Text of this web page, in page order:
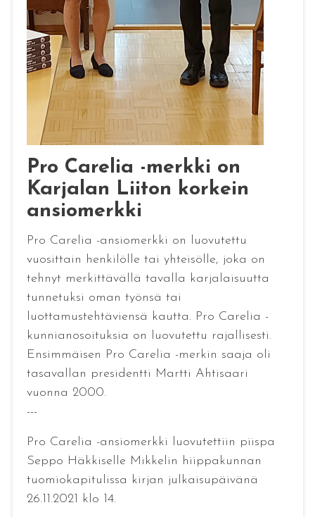
Pro Carelia -merkki on
Karjalan Liiton korkein
ansiomerkki
Pro Carelia -ansiomerkki on luovutettu
vuosittain henkilölle tai yhteisölle, joka on
tehnyt merkittävällä tavalla karjalaisuutta
tunnetuksi oman työnsä tai
luottamustehtäviensä kautta. Pro Carelia -
kunnianosoituksia on luovutettu rajallisesti.
Ensimmäisen Pro Carelia -merkin saaja oli
tasavallan presidentti Martti Ahtisaari
vuonna 2000.
---
Pro Carelia -ansiomerkki luovutettiin piispa
Seppo Häkkiselle Mikkelin hiippakunnan
tuomiokapitulissa kirjan julkaisupäivänä
26.11.2021 klo 14.